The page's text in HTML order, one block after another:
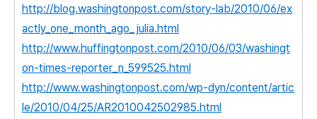
http://blog.washingtonpost.com/story-lab/2010/06/ex
actly_one_month_ago_julia.html
http://www.huffingtonpost.com/2010/06/03/washingt
on-times-reporter_n_599525.html
http://www.washingtonpost.com/wp-dyn/content/artic
le/2010/04/25/AR2010042502985.html